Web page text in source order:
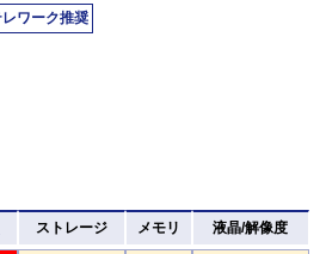
ワーク推奨
ストレージ メモリ 液晶/解像度